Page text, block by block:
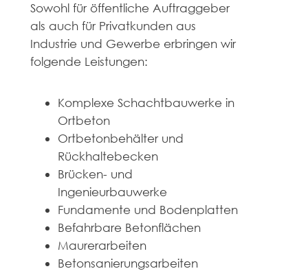
Sowohl für öffentliche Auftraggeber
als auch für Privatkunden aus
Industrie und Gewerbe erbringen wir
folgende Leistungen:
Komplexe Schachtbauwerke in
Ortbeton
Ortbetonbehälter und
Rückhaltebecken
Brücken- und
Ingenieurbauwerke
Fundamente und Bodenplatten
Befahrbare Betonflächen
Maurerarbeiten
Betonsanierungsarbeiten